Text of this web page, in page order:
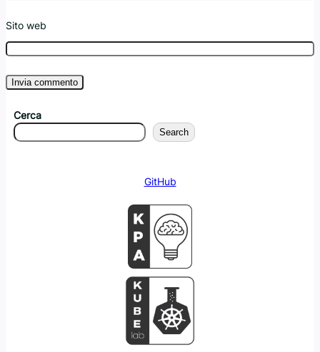
Sito web
Cerca
Search
GitHub